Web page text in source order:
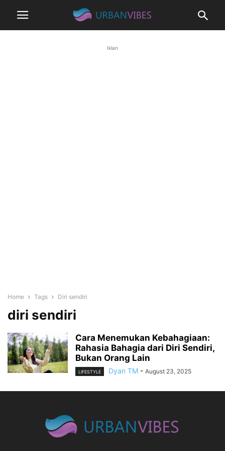
Iklan
Home Tags Diri sendiri
diri sendiri
Cara Menemukan Kebahagiaan:
Rahasia Bahagia dari Diri Sendiri,
Bukan Orang Lain
LIFESTYLE Dyan TM - August 23, 2025